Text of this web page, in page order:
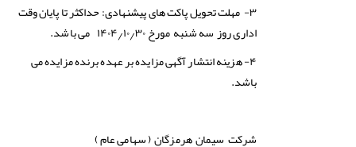
۳- مهلت تحویل پاکت های پیشنهادی: حداکثر تا پایان وقت
اداری روز سه شنبه مورخ ۱۴۰۴٫۱۰٫۳۰ می باشد.
۴- هزینه انتشار آگهی مزایده بر عهده برنده مزایده می
باشد.
شرکت سیمان هرمزگان ( سهامی عام )